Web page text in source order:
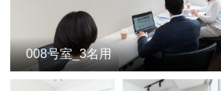
人気のオフィス
008号室_3名用